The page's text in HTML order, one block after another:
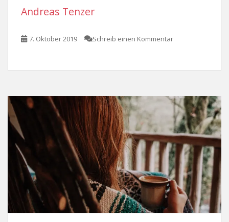
Andreas Tenzer
7. Oktober 2019 Schreib einen Kommentar